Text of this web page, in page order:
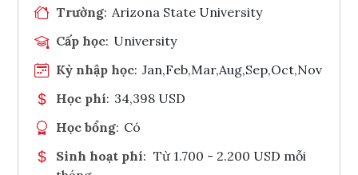
Trường: Arizona State University
Cấp học: University
Kỳ nhập học: Jan,Feb,Mar,Aug,Sep,Oct,Nov
Học phí: 34,398 USD
Học bổng: Có
Sinh hoạt phí: Từ 1.700 - 2.200 USD mỗi